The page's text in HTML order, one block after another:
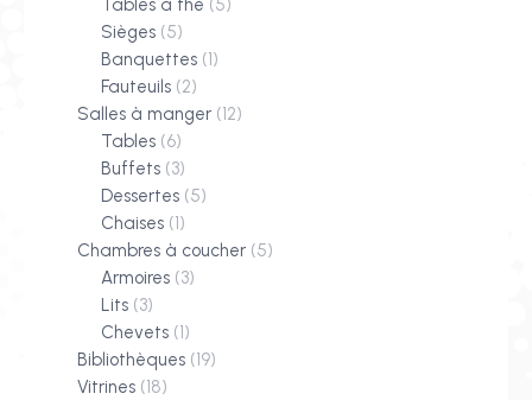
Tables à thé (5)
Sièges (5)
Banquettes (1)
Fauteuils (2)
Salles à manger (12)
Tables (6)
Buffets (3)
Dessertes (5)
Chaises (1)
Chambres à coucher (5)
Armoires (3)
Lits (3)
Chevets (1)
Bibliothèques (19)
Vitrines (18)